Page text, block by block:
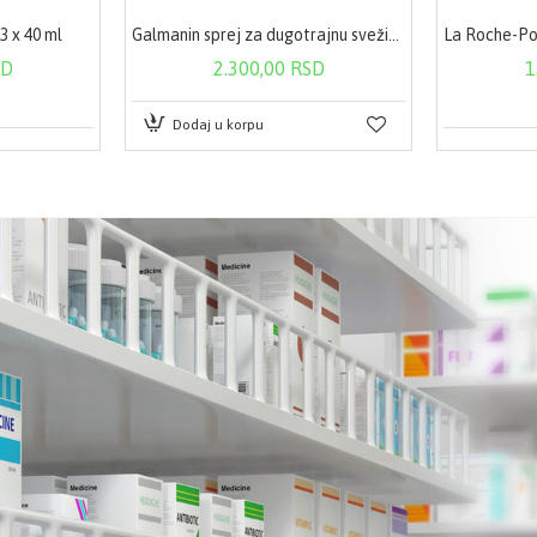
x 40 ml
2.300,00 RSD
Dodaj u korpu